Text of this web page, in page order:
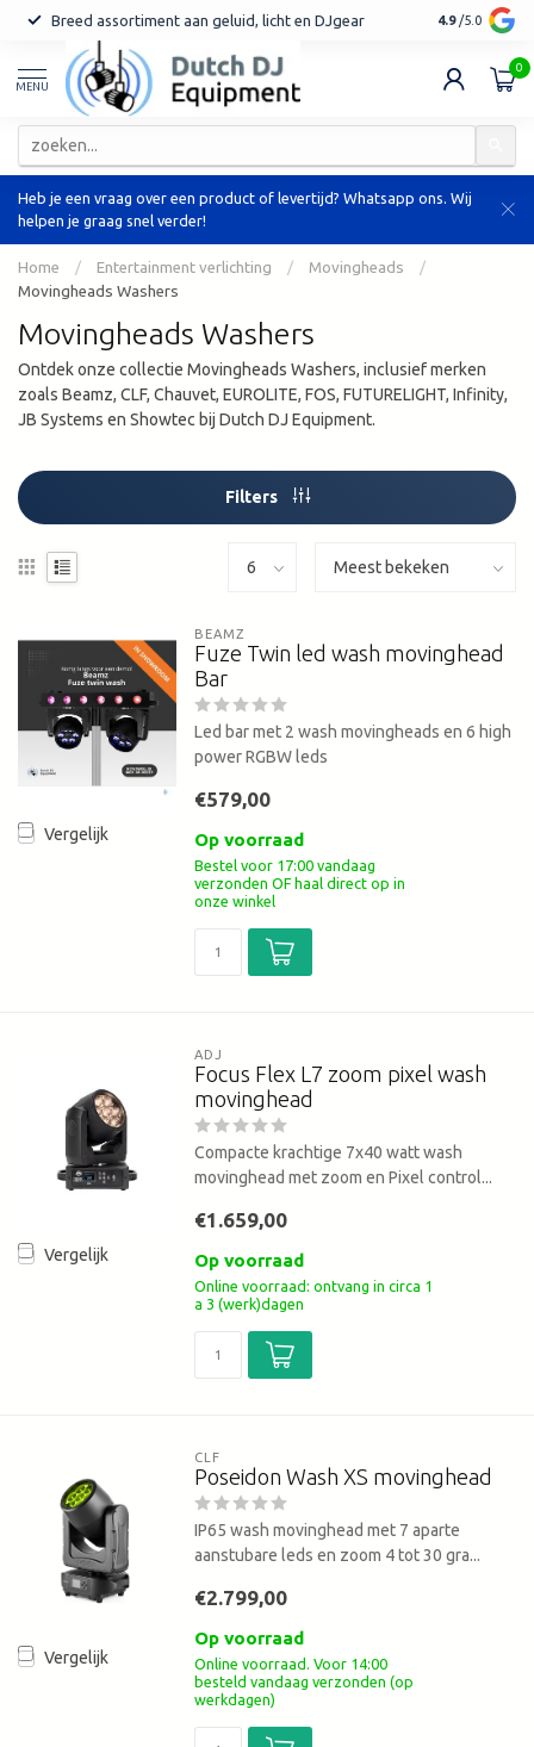
Breed assortiment aan geluid, licht en DJgear Tot 7 jaar
4.9 /5.0
MENU
0
Heb je een vraag over een product of levertijd? Whatsapp ons. Wij
helpen je graag snel verder!
Home / Entertainment verlichting / Movingheads
/
Movingheads Washers
Movingheads Washers
Ontdek onze collectie Movingheads Washers, inclusief merken
zoals Beamz, CLF, Chauvet, EUROLITE, FOS, FUTURELIGHT, Infinity,
JB Systems en Showtec bij Dutch DJ Equipment.
Filters
Vergelijk
BEAMZ
Fuze Twin led wash movinghead
Bar
Led bar met 2 wash movingheads en 6 high
power RGBW leds
€579,00
Op voorraad
Bestel voor 17:00 vandaag
verzonden OF haal direct op in
onze winkel
Vergelijk
ADJ
Focus Flex L7 zoom pixel wash
movinghead
Compacte krachtige 7x40 watt wash
movinghead met zoom en Pixel control...
€1.659,00
Op voorraad
Online voorraad: ontvang in circa 1
a 3 (werk)dagen
Vergelijk
CLF
Poseidon Wash XS movinghead
IP65 wash movinghead met 7 aparte
aanstubare leds en zoom 4 tot 30 gra...
€2.799,00
Op voorraad
Online voorraad. Voor 14:00
besteld vandaag verzonden (op
werkdagen)